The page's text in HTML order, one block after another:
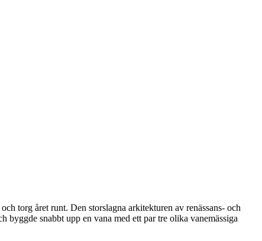
torg året runt. Den storslagna arkitekturen av renässans- och
byggde snabbt upp en vana med ett par tre olika vanemässiga